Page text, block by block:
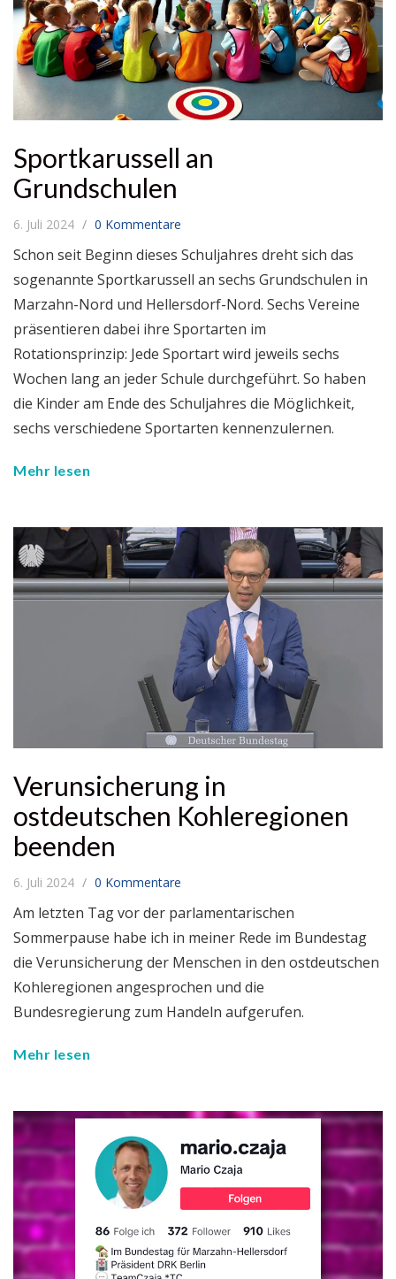
Sportkarussell an
Grundschulen
6. Juli 2024 0 Kommentare
Schon seit Beginn dieses Schuljahres dreht sich das
sogenannte Sportkarussell an sechs Grundschulen in
Marzahn-Nord und Hellersdorf-Nord. Sechs Vereine
präsentieren dabei ihre Sportarten im
Rotationsprinzip: Jede Sportart wird jeweils sechs
Wochen lang an jeder Schule durchgeführt. So haben
die Kinder am Ende des Schuljahres die Möglichkeit,
sechs verschiedene Sportarten kennenzulernen.
Mehr lesen
Verunsicherung in
ostdeutschen Kohleregionen
beenden
6. Juli 2024 0 Kommentare
Am letzten Tag vor der parlamentarischen
Sommerpause habe ich in meiner Rede im Bundestag
die Verunsicherung der Menschen in den ostdeutschen
Kohleregionen angesprochen und die
Bundesregierung zum Handeln aufgerufen.
Mehr lesen